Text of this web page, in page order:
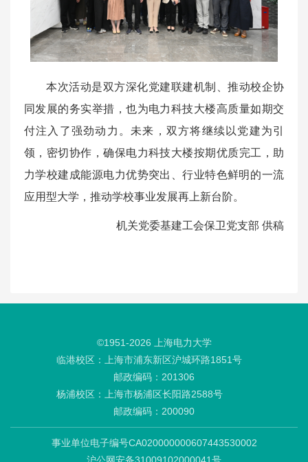
本次活动是双方深化党建联建机制、推动校企协
同发展的务实举措，也为电力科技大楼高质量如期交
付注入了强劲动力。未来，双方将继续以党建为引
领，密切协作，确保电力科技大楼按期优质完工，助
力学校建成‌能源电力优势突出、行业特色鲜明‌的一流
应用型大学，推动学校事业发展再上新台阶。
机关党委基建工会保卫党支部 供稿
©1951-2026 上海电力大学
临港校区：上海市浦东新区沪城环路1851号
邮政编码：201306
杨浦校区：上海市杨浦区长阳路2588号
邮政编码：200090
事业单位电子编号CA020000000607443530002